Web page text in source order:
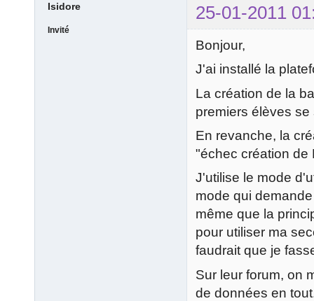
Isidore 25-01-2011
Invité
Bonjour,
J'ai installé la
La création de la
premiers élèves
En revanche, la
"échec création de
J'utilise le mode
mode qui
même que la
pour utiliser ma
faudrait que je
Sur leur forum, on
de données en